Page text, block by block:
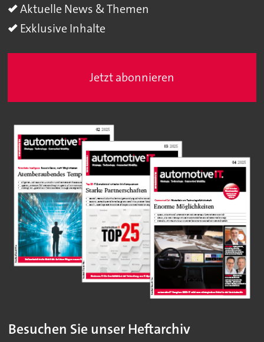
Aktuelle News & Themen
Exklusive Inhalte
Jetzt abonnieren
Besuchen Sie unser Heftarchiv